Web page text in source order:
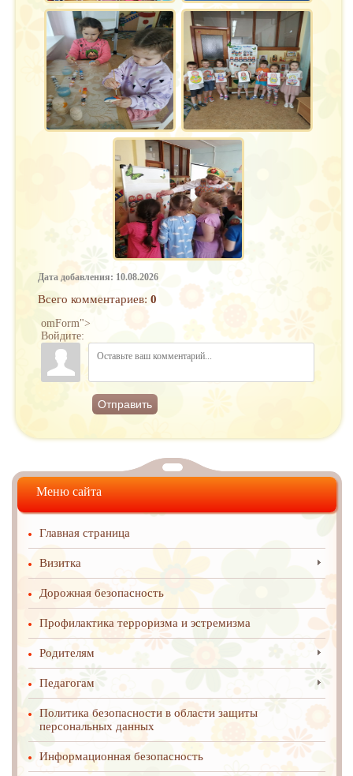
Дата добавления: 10.08.2026
Всего комментариев: 0
omForm">
Войдите:
Отправить
Меню сайта
Главная страница
Визитка
Дорожная безопасность
Профилактика терроризма и эстремизма
Родителям
Педагогам
Политика безопасности в области защиты
персональных данных
Информационная безопасность